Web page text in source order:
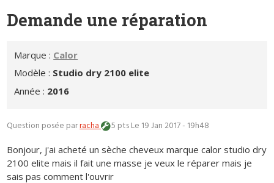
Demande une réparation
Marque : Calor
Modèle : Studio dry 2100 elite
Année : 2016
Question posée parracha 5 ptsLe 19 Jan 2017 - 19h48
Bonjour, j'ai acheté un sèche cheveux marque calor studio dry
2100 elite mais il fait une masse je veux le réparer mais je
sais pas comment l'ouvrir